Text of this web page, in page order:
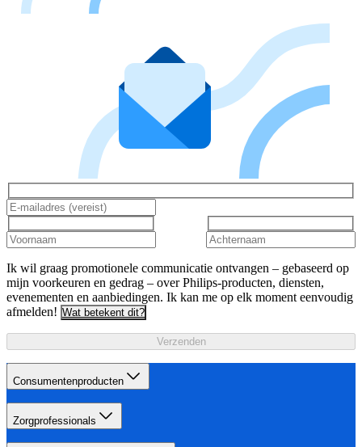
Ik wil graag promotionele communicatie ontvangen – gebaseerd op
mijn voorkeuren en gedrag – over Philips-producten, diensten,
evenementen en aanbiedingen. Ik kan me op elk moment eenvoudig
afmelden! Wat betekent dit?
Verzenden
Consumentenproducten
Zorgprofessionals